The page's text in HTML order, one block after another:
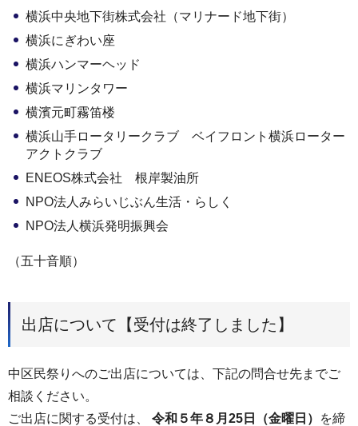
横浜中央地下街株式会社（マリナード地下街）
横浜にぎわい座
横浜ハンマーヘッド
横浜マリンタワー
横濱元町霧笛楼
横浜山手ロータリークラブ ベイフロント横浜ローター
アクトクラブ
ENEOS株式会社 根岸製油所
NPO法人みらいじぶん生活・らしく
NPO法人横浜発明振興会
（五十音順）
出店について【受付は終了しました】
中区民祭りへのご出店については、下記の問合せ先までご
相談ください。
ご出店に関する受付は、 令和５年８月25日（金曜日）
を締